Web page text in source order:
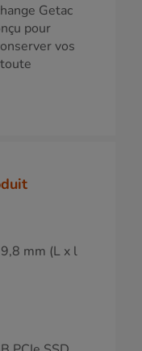
Getac
pour
vos
mm (L x l